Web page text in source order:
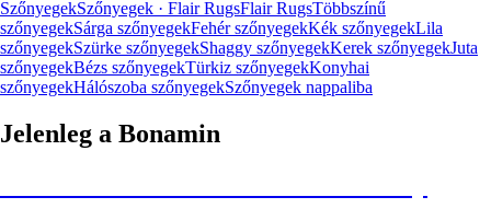
SzőnyegekSzőnyegek · Flair RugsFlair RugsTöbbszínű
szőnyegekSárga szőnyegekFehér szőnyegekKék szőnyegekLila
szőnyegekSzürke szőnyegekShaggy szőnyegekKerek szőnyegekJuta
szőnyegekBézs szőnyegekTürkiz szőnyegekKonyhai
szőnyegekHálószoba szőnyegekSzőnyegek nappaliba
Jelenleg a Bonamin